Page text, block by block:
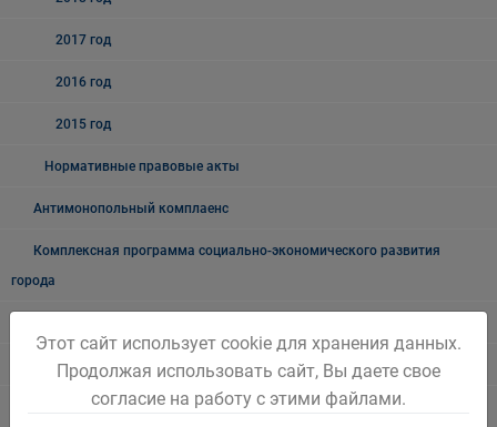
2017 год
2016 год
2015 год
Нормативные правовые акты
Антимонопольный комплаенс
Комплексная программа социально-экономического развития
города
Методические рекомендации
Примеры проектов
Этот сайт использует cookie для хранения данных.
Продолжая использовать сайт, Вы даете свое
согласие на работу с этими файлами.